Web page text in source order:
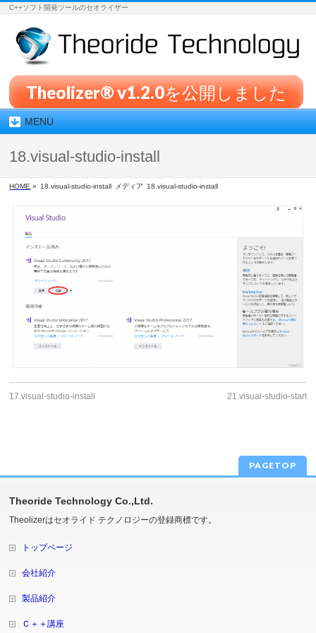
C++ソフト開発ツールのセオライザー
Theolizer® v1.2.0を公開しました
MENU
18.visual-studio-install
HOME » 18.visual-studio-install メディア 18.visual-studio-install
17.visual-studio-install 21.visual-studio-start
PAGETOP
Theoride Technology Co.,Ltd.
Theolizerはセオライド テクノロジーの登録商標です。
トップページ
会社紹介
製品紹介
Ｃ＋＋講座